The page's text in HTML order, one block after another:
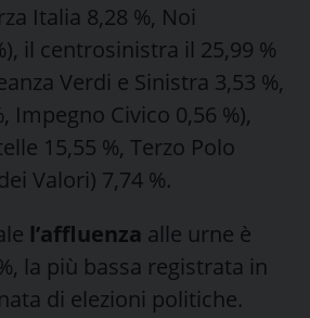
Italia 8,28 %, Noi
il centrosinistra il 25,99 %
Verdi e Sinistra 3,53 %,
Impegno Civico 0,56 %),
15,55 %, Terzo Polo
Valori) 7,74 %.
l’affluenza alle urne è
la più bassa registrata in
di elezioni politiche.